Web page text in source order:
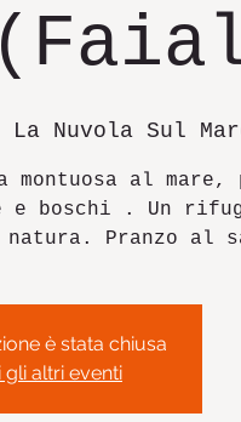
La Nuvola Sul
montuosa al mare,
e boschi . Un
Pranzo al
è stata chiusa
gli altri eventi